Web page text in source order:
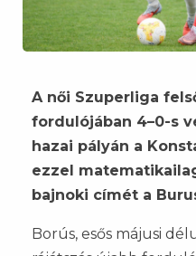
A női Szuperliga
fordulójában 4–0-s
hazai pályán a
ezzel
bajnoki címét a
Borús, esős májusi